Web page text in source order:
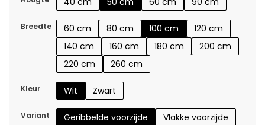
Breedte 60 cm 80 cm 100 cm
120 cm
140 cm
160 cm 180 cm
200 cm
220 cm
260 cm
Kleur Wit Zwart
Variant Geribbelde voorzijde
Vlakke voorzijde